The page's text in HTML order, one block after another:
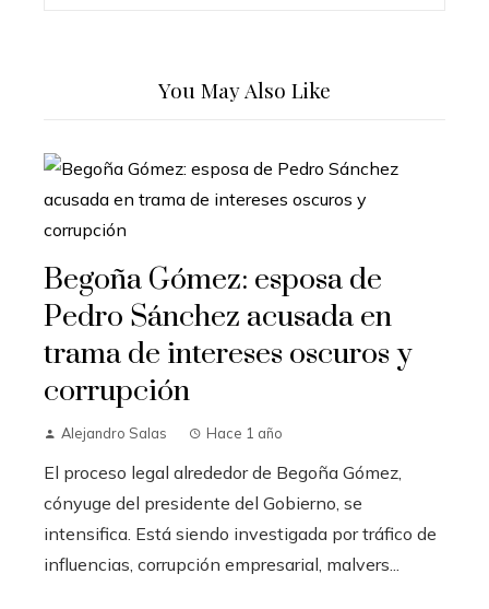
You May Also Like
Begoña Gómez: esposa de
Pedro Sánchez acusada en
trama de intereses oscuros y
corrupción
Alejandro Salas Hace 1 año
El proceso legal alrededor de Begoña Gómez,
cónyuge del presidente del Gobierno, se
intensifica. Está siendo investigada por tráfico de
influencias, corrupción empresarial, malvers...